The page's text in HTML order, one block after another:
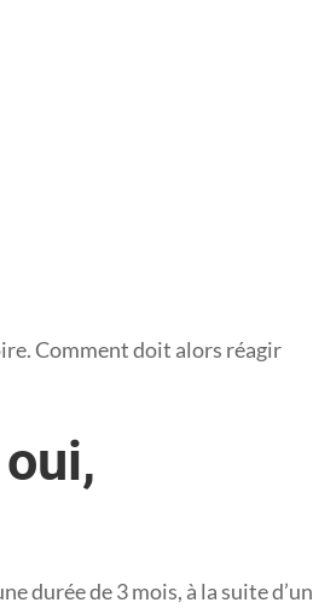
Comment doit alors réagir
durée de 3 mois, à la suite d’un